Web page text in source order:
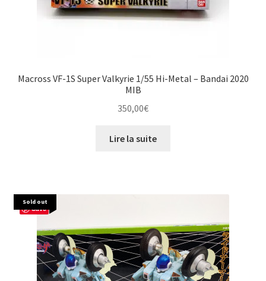
Macross VF-1S Super Valkyrie 1/55 Hi-Metal – Bandai 2020
MIB
350,00€
Lire la suite
Sold out
Save